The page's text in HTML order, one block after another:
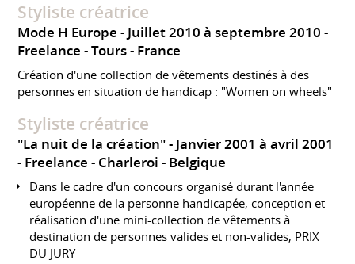
Styliste créatrice
Mode H Europe
Juillet 2010 à septembre 2010
Freelance
Tours France
Création d'une collection de vêtements destinés à des
personnes en situation de handicap : "Women on wheels"
Styliste créatrice
"La nuit de la création"
Janvier 2001 à avril 2001
Freelance
Charleroi Belgique
Dans le cadre d'un concours organisé durant l'année
européenne de la personne handicapée, conception et
réalisation d'une mini-collection de vêtements à
destination de personnes valides et non-valides, PRIX
DU JURY